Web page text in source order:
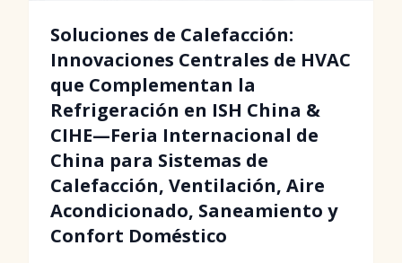
Soluciones de Calefacción:
Innovaciones Centrales de HVAC
que Complementan la
Refrigeración en ISH China &
CIHE—Feria Internacional de
China para Sistemas de
Calefacción, Ventilación, Aire
Acondicionado, Saneamiento y
Confort Doméstico